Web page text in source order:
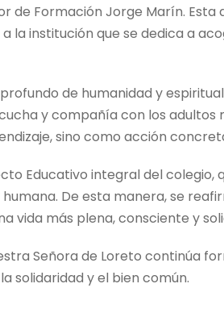
de Formación Jorge Marín.
la institución que se dedica a
de humanidad y
y compañía con los adultos
sino como acción
Educativo integral del colegio,
De esta manera, se
vida más plena, consciente y
Señora de Loreto continúa
solidaridad y el bien común.